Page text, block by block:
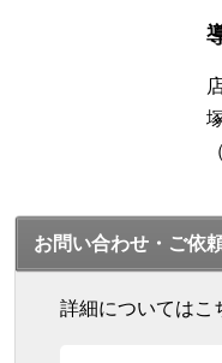
お問い合わせ・ご依
詳細についてはこ